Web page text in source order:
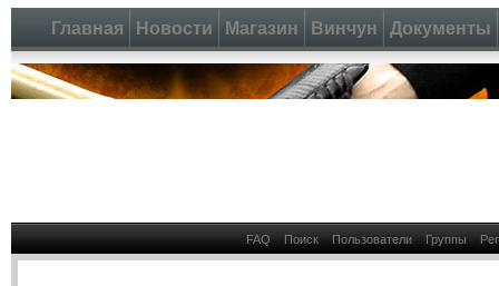
Главная Новости Магазин Винчун Документы
FAQ Поиск Пользователи Группы